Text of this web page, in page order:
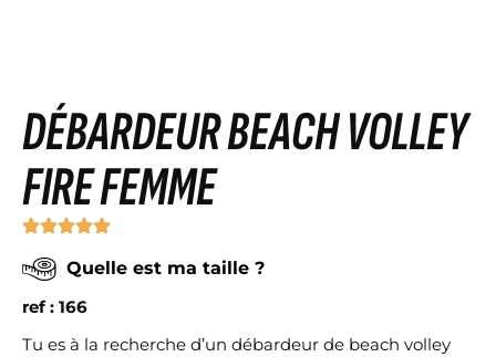
DÉBARDEUR BEACH VOLLEY
FIRE FEMME
Quelle est ma taille ?
ref : 166
Tu es à la recherche d’un débardeur de beach volley